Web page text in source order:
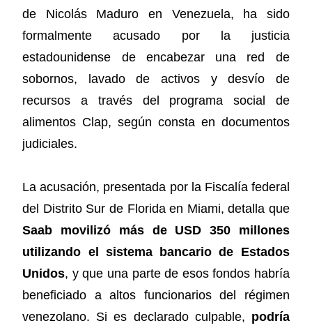
de Nicolás Maduro en Venezuela, ha sido
formalmente acusado por la justicia
estadounidense de encabezar una red de
sobornos, lavado de activos y desvío de
recursos a través del programa social de
alimentos Clap, según consta en documentos
judiciales.
La acusación, presentada por la Fiscalía federal
del Distrito Sur de Florida en Miami, detalla que
Saab movilizó más de USD 350 millones
utilizando el sistema bancario de Estados
Unidos, y que una parte de esos fondos habría
beneficiado a altos funcionarios del régimen
venezolano. Si es declarado culpable, podría